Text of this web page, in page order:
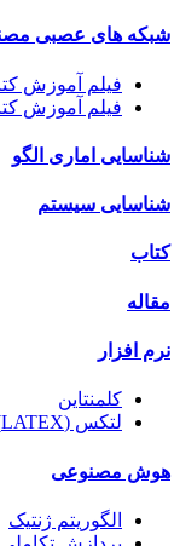
شبکه های عصبی
فیلم آموزش
فیلم آموزش
شناسایی اماری الگو
شناسایی سیستم
کتاب
مقاله
نرم افزار
کلمنتاین
لتکس (LATEX)
هوش مصنوعی
الگوریتم ژنتیک